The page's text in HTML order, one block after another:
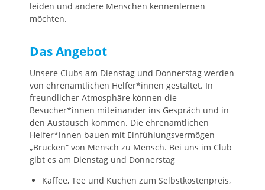
leiden und andere Menschen kennenlernen
möchten.
Das Angebot
Unsere Clubs am Dienstag und Donnerstag werden
von ehrenamtlichen Helfer*innen gestaltet. In
freundlicher Atmosphäre können die
Besucher*innen miteinander ins Gespräch und in
den Austausch kommen. Die ehrenamtlichen
Helfer*innen bauen mit Einfühlungsvermögen
„Brücken“ von Mensch zu Mensch. Bei uns im Club
gibt es am Dienstag und Donnerstag
Kaffee, Tee und Kuchen zum Selbstkostenpreis,